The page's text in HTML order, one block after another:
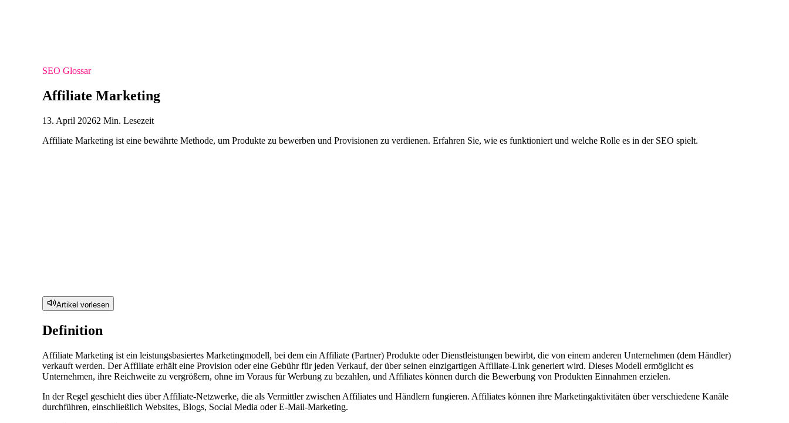
SEO Glossar
Affiliate Marketing
13. April 20262 Min. Lesezeit
Affiliate Marketing ist eine bewährte Methode, um Produkte zu bewerben und Provisionen zu verdienen. Erfahren Sie, wie es funktioniert und welche Rolle es in der SEO spielt.
Artikel vorlesen
Definition
Affiliate Marketing ist ein leistungsbasiertes Marketingmodell, bei dem ein Affiliate (Partner) Produkte oder Dienstleistungen bewirbt, die von einem anderen Unternehmen (dem Händler)
verkauft werden. Der Affiliate erhält eine Provision oder eine Gebühr für jeden Verkauf, der über seinen einzigartigen Affiliate-Link generiert wird. Dieses Modell ermöglicht es
Unternehmen, ihre Reichweite zu vergrößern, ohne im Voraus für Werbung zu bezahlen, und Affiliates können durch die Bewerbung von Produkten Einnahmen erzielen.
In der Regel geschieht dies über Affiliate-Netzwerke, die als Vermittler zwischen Affiliates und Händlern fungieren. Affiliates können ihre Marketingaktivitäten über verschiedene Kanäle
durchführen, einschließlich Websites, Blogs, Social Media oder E-Mail-Marketing.